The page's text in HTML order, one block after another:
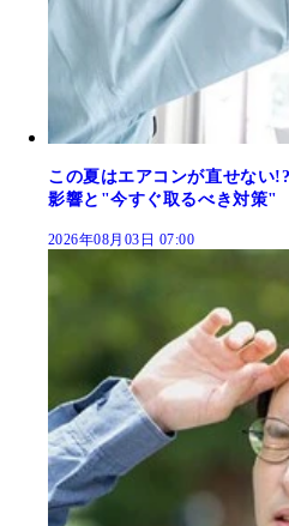
この夏はエアコンが直せな
影響と"今すぐ取るべき対策"
2026年08月03日 07:00